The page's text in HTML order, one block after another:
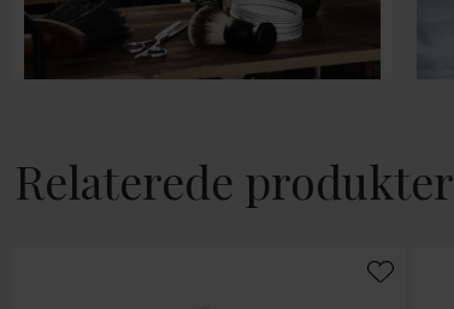
Relaterede produkter